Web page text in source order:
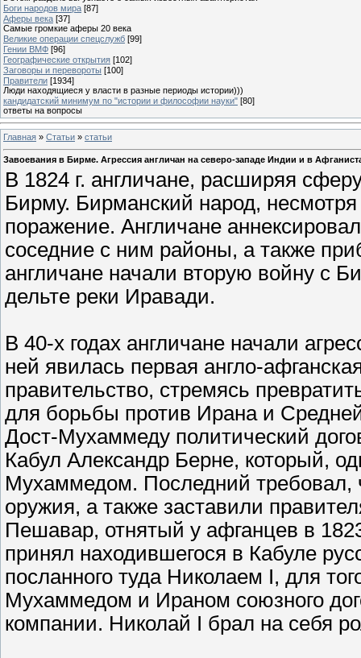
Боги народов мира [87]
Аферы века [37]
Самые громкие аферы 20 века
Великие операции спецслужб [99]
Гении ВМФ [96]
Географические открытия [102]
Заговоры и перевороты [100]
Правители [1934]
Люди находящиеся у власти в разные периоды истории)))
кандидатский минимум по "истории и философии науки" [80]
ответы на вопросы
Главная » Статьи » статьи
Завоевания в Бирме. Агрессия англичан на северо-западе Индии и в
В 1824 г. англичане, расширяя
Бирму. Бирманский народ,
поражение. Англичане
соседние с ним районы, а также
англичане начали вторую войну с
дельте реки Иравади.
В 40-х годах англичане начали
ней явилась первая англо-
правительство, стремясь
для борьбы против Ирана и
Дост-Мухаммеду политический
Кабул Александр Берне, который,
Мухаммедом. Последний требовал,
оружия, а также заставили
Пешавар, отнятый у афганцев в
принял находившегося в Кабуле
посланного туда Николаем I, для
Мухаммедом и Ираном союзного
компании. Николай I брал на себя